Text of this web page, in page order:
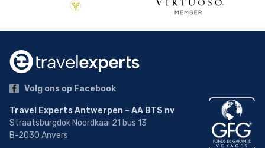
Volg ons op Facebook
Travel Experts Antwerpen – AA BTS nv
Straatsburgdok Noordkaai 21 bus 13
B-2030 Anvers